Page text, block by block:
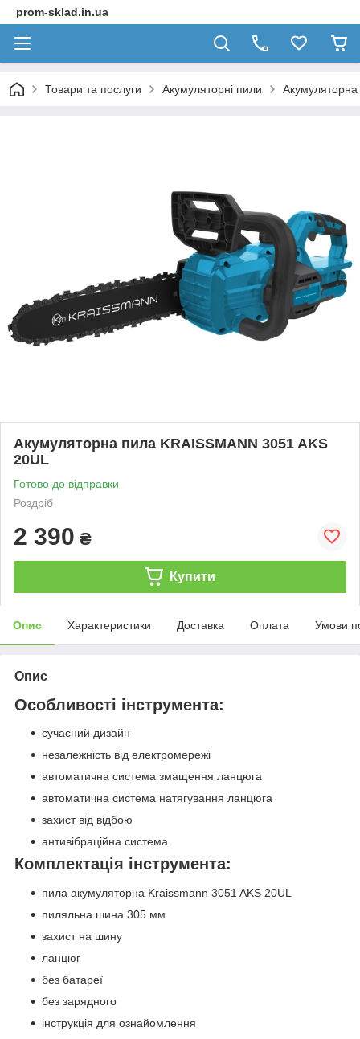
prom-sklad.in.ua
Товари та послуги Акумуляторні пили
Акумуляторна пила KRAISSMANN 3051 AKS
20UL
Готово до відправки
Роздріб
2 390 ₴
Купити
Опис Характеристики Доставка Оплата Умови
Опис
Особливості інструмента:
сучасний дизайн
незалежність від електромережі
автоматична система змащення ланцюга
автоматична система натягування ланцюга
захист від відбою
антивібраційна система
Комплектація інструмента:
пила акумуляторна Kraissmann 3051 AKS 20UL
пиляльна шина 305 мм
захист на шину
ланцюг
без батареї
без зарядного
інструкція для ознайомлення